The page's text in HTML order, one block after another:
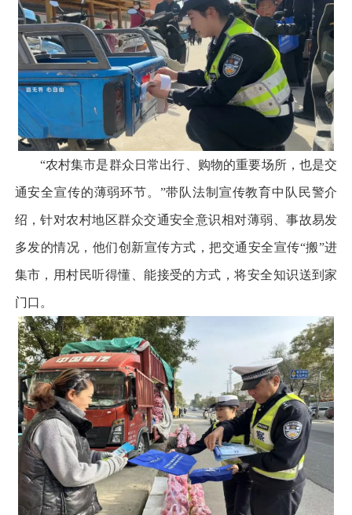
“农村集市是群众日常出行、购物的重要场所，也是交
通安全宣传的薄弱环节。”带队法制宣传教育中队民警介
绍，针对农村地区群众交通安全意识相对薄弱、事故易发
多发的情况，他们创新宣传方式，把交通安全宣传“搬”进
集市，用村民听得懂、能接受的方式，将安全知识送到家
门口。